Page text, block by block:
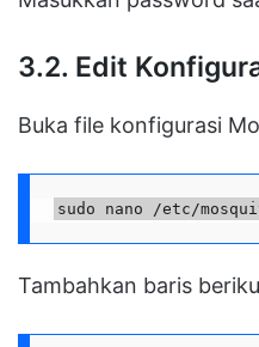
3.2. Edit
Buka file konfigurasi
sudo nano /etc/
Tambahkan baris